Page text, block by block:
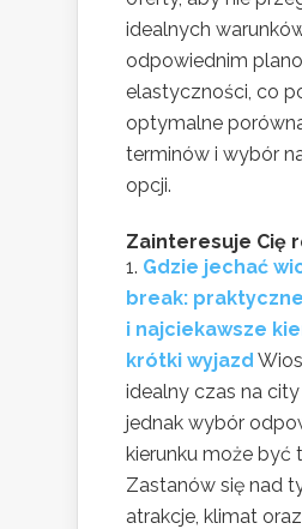
idealnych
odpowiednim
elastyczności, co
optymalne
terminów i wybór
opcji.
Zainteresuje Cię
Gdzie jechać
break:
i najciekawsze
krótki wyjazd
idealny czas na city
jednak wybór
kierunku może być
Zastanów się nad
atrakcje, klimat